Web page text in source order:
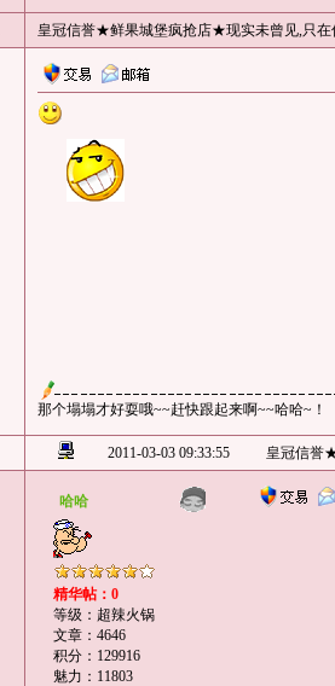
皇冠信誉★鲜果城堡疯抢店★现实未曾见,只在
那个塌塌才好耍哦~~赶快跟起来啊~~哈哈~！
2011-03-03 09:33:55 皇冠信誉
哈哈
精华帖：0
等级：超辣火锅
文章：4646
积分：129916
魅力：11803